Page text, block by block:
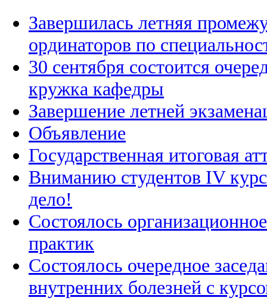
Завершилась летняя
ординаторов по
30 сентября состоится
кружка кафедры
Завершение летней
Объявление
Государственная итоговая
Вниманию студентов IV
дело!
Состоялось
практик
Состоялось очередное
внутренних болезней с